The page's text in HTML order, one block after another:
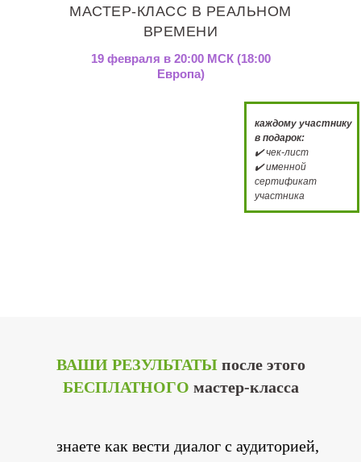
МАСТЕР-КЛАСС В РЕАЛЬНОМ
ВРЕМЕНИ
19 февраля в 20:00 МСК (18:00
Европа)
каждому участнику
в подарок:
✔️ чек-лист
✔️ именной
сертификат
участника
ВАШИ РЕЗУЛЬТАТЫ после этого
БЕСПЛАТНОГО мастер-класса
знаете как вести диалог с аудиторией,